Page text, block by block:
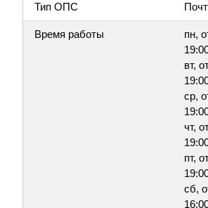
Тип ОПС
Время работы
пн,
вт,
ср,
чт,
пт,
сб,